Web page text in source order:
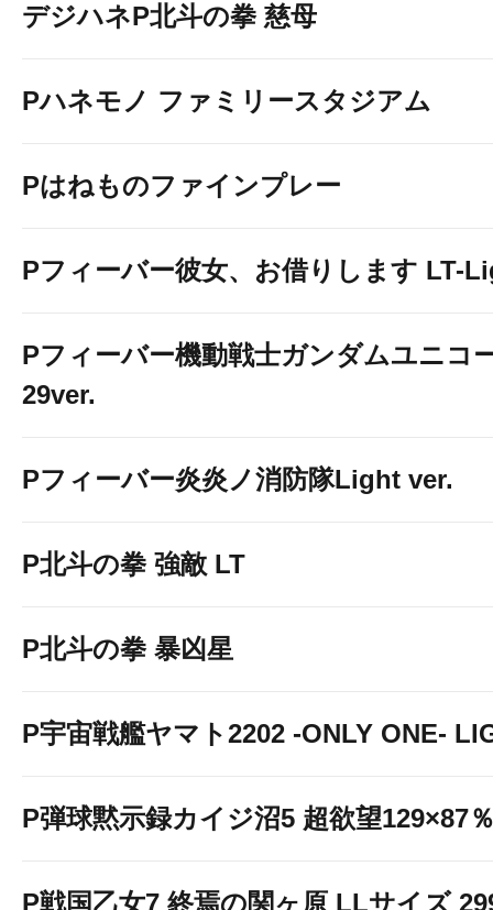
デジハネP北斗の拳 慈母
Pハネモノ ファミリースタジアム
Pはねものファインプレー
Pフィーバー彼女、お借りします LT-
Pフィーバー機動戦士ガンダムユニコ
29ver.
Pフィーバー炎炎ノ消防隊Light ver.
P北斗の拳 強敵 LT
P北斗の拳 暴凶星
P宇宙戦艦ヤマト2202 -ONLY ONE-
P弾球黙示録カイジ沼5 超欲望129×87
P戦国乙女7 終焉の関ヶ原 LLサイズ